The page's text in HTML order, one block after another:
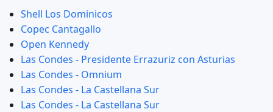
Shell Los Dominicos
Copec Cantagallo
Open Kennedy
Las Condes - Presidente Errazuriz con Asturias
Las Condes - Omnium
Las Condes - La Castellana Sur
Las Condes - La Castellana Sur